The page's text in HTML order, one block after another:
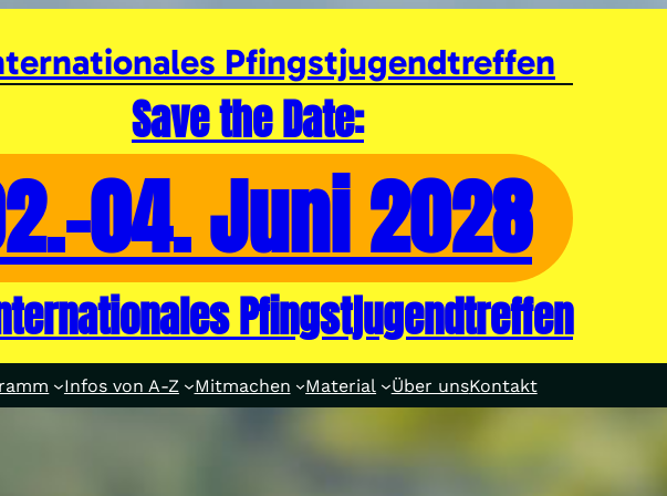
Pfingstjugendtreffen
Save the Date:
04. Juni 2028
Pfingstjugendtreffen
Infos von A-Z Mitmachen Material Über unsKontakt